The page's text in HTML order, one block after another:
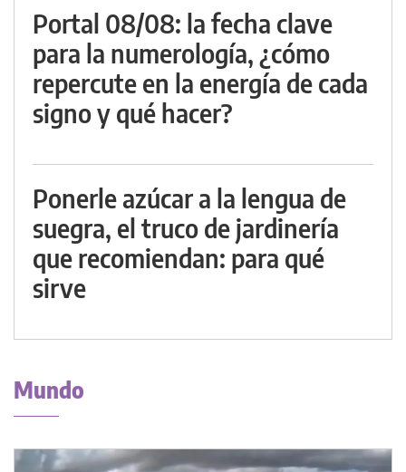
Portal 08/08: la fecha clave
para la numerología, ¿cómo
repercute en la energía de cada
signo y qué hacer?
Ponerle azúcar a la lengua de
suegra, el truco de jardinería
que recomiendan: para qué
sirve
Mundo